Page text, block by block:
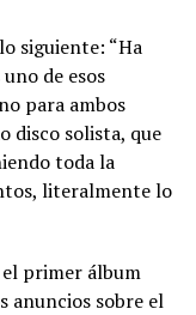
siguiente: “Ha
de esos
para ambos
disco solista, que
toda la
literalmente lo
el primer álbum
anuncios sobre el